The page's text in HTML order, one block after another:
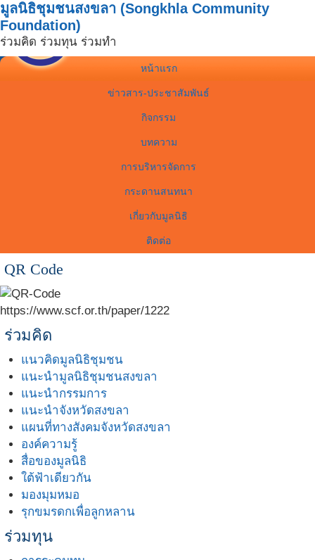
มูลนิธิชุมชนสงขลา (Songkhla Community
Foundation)
ร่วมคิด ร่วมทุน ร่วมทำ
หน้าแรก
ข่าวสาร-ประชาสัมพันธ์
กิจกรรม
บทความ
การบริหารจัดการ
กระดานสนทนา
เกี่ยวกับมูลนิธิ
ติดต่อ
QR Code
https://www.scf.or.th/paper/1222
ร่วมคิด
แนวคิดมูลนิธิชุมชน
แนะนำมูลนิธิชุมชนสงขลา
แนะนำกรรมการ
แนะนำจังหวัดสงขลา
แผนที่ทางสังคมจังหวัดสงขลา
องค์ความรู้
สื่อของมูลนิธิ
ใต้ฟ้าเดียวกัน
มองมุมหมอ
รุกขมรดกเพื่อลูกหลาน
ร่วมทุน